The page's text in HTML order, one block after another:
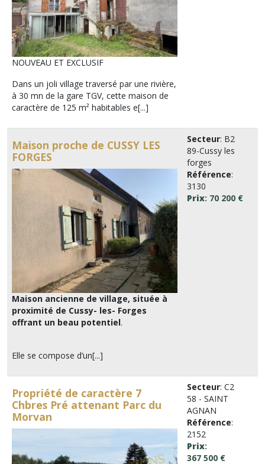
NOUVEAU ET EXCLUSIF
Dans un joli village traversé par une rivière,
à 30 mn de la gare TGV, cette maison de
caractère de 125 m² habitables e[...]
Maison proche de CUSSY LES
FORGES
Maison ancienne de village, située à
proximité de Cussy- les- Forges
offrant un beau potentiel.
Elle se compose d’un[...]
Secteur: B2
89-Cussy les
forges
Référence:
3130
Prix: 70 200 €
Propriété de caractère 7
Chbres Pré attenant Parc du
Morvan
Secteur: C2
58 - SAINT
AGNAN
Référence:
2152
Prix:
367 500 €